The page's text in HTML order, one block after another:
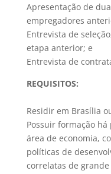
Apresentação de
empregadores
Entrevista de
etapa anterior; e
Entrevista de
REQUISITOS:
Residir em Brasília
Possuir formação há
área de economia,
políticas de
correlatas de